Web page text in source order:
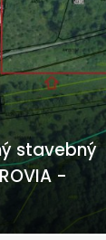
stavebný
-